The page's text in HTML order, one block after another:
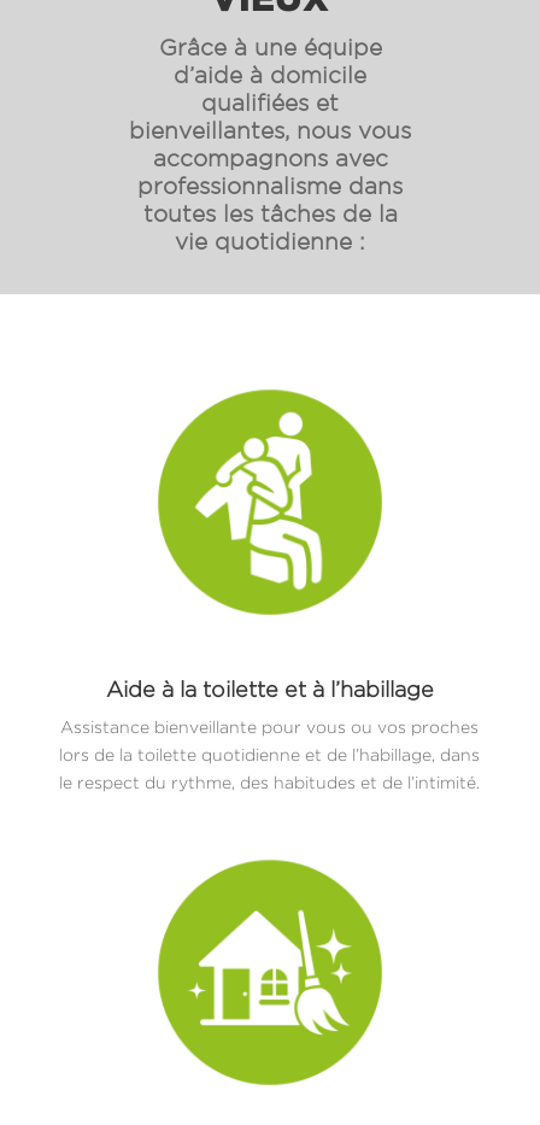
Grâce à une équipe
d’aide à domicile
qualifiées et
bienveillantes, nous vous
accompagnons avec
professionnalisme dans
toutes les tâches de la
vie quotidienne :
Aide à la toilette et à l’habillage
Assistance bienveillante pour vous ou vos proches
lors de la toilette quotidienne et de l’habillage, dans
le respect du rythme, des habitudes et de l’intimité.